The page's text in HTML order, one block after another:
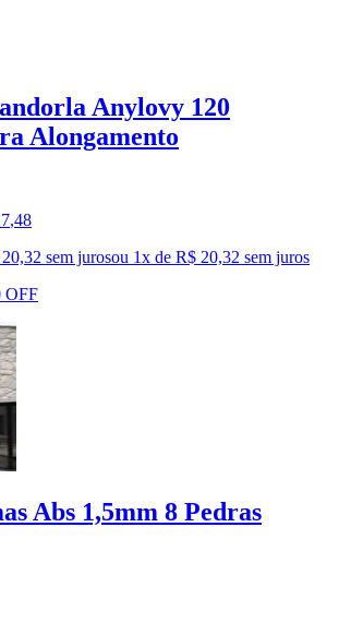
Anylovy 120
Alongamento
,48
sem jurosou 1x de R$ 20,32 sem juros
OFF
Abs 1,5mm 8 Pedras